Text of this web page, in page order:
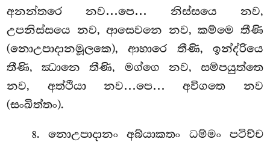
අනන්තරෙ නව…පෙ… නිස්සයෙ නව,
උපනිස්සයෙ නව, ආසෙවනෙ නව, කම්මෙ තීණි
(නොඋපාදානමූලකෙ), ආහාරෙ තීණි, ඉන්ද්රියෙ
තීණි, ඣානෙ තීණි, මග්ගෙ නව, සම්පයුත්තෙ
නව, අත්ථියා නව…පෙ… අවිගතෙ නව
(සංඛිත්තං).
8. නොඋපාදානං අබ්යාකතං ධම්මං පටිච්ච